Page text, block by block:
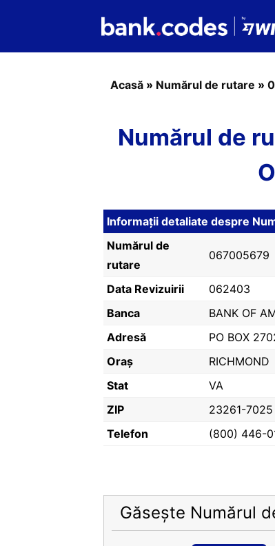
Acasă » Numărul de rutare »
Numărul de
Informații detaliate despre
Numărul de
rutare
067005679
Data Revizuirii
062403
Banca
BANK OF
Adresă
PO BOX
Oraș
RICHMOND
Stat
VA
ZIP
23261-7025
Telefon
(800) 446-
Găsește Numărul